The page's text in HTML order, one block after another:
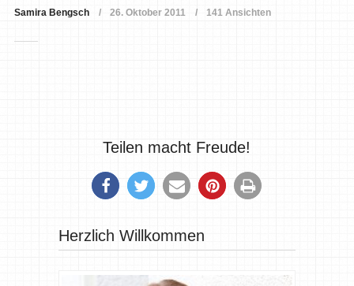
Samira Bengsch 26. Oktober 2011 141 Ansichten
Teilen macht Freude!
Herzlich Willkommen